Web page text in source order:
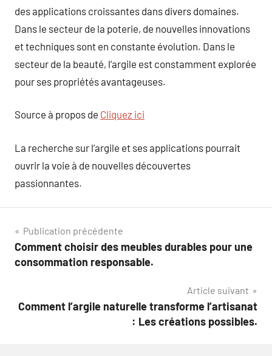
des applications croissantes dans divers domaines.
Dans le secteur de la poterie, de nouvelles innovations
et techniques sont en constante évolution. Dans le
secteur de la beauté, l’argile est constamment explorée
pour ses propriétés avantageuses.
Source à propos de Cliquez ici
La recherche sur l’argile et ses applications pourrait
ouvrir la voie à de nouvelles découvertes
passionnantes.
Navigation
de
Publication précédente
Comment choisir des meubles durables pour une
consommation responsable.
Article suivant
Comment l’argile naturelle transforme l’artisanat
: Les créations possibles.